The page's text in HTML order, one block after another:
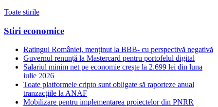
Toate stirile
Stiri economice
Ratingul României, menținut la BBB- cu perspectivă negativă
Guvernul renunță la Mastercard pentru portofelul digital
Salariul minim net pe economie crește la 2.699 lei din luna
iulie 2026
Toate platformele cripto sunt obligate să raporteze anual
tranzacțiile la ANAF
Mobilizare pentru implementarea proiectelor din PNRR